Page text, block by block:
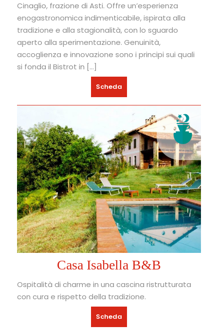
Cinaglio, frazione di Asti. Offre un’esperienza
enogastronomica indimenticabile, ispirata alla
tradizione e alla stagionalità, con lo sguardo
aperto alla sperimentazione. Genuinità,
accoglienza e innovazione sono i principi sui quali
si fonda il Bistrot in […]
Scheda
Casa Isabella B&B
Ospitalità di charme in una cascina ristrutturata
con cura e rispetto della tradizione.
Scheda